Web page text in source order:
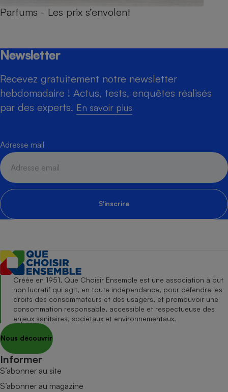
Parfums - Les prix s’envolent
Newsletter
Recevez gratuitement notre newsletter
hebdomadaire ! Actus, tests, enquêtes réalisés
par des experts. En savoir plus
Adresse mail
S'inscrire
Créée en 1951, Que Choisir Ensemble est une association à but
non lucratif qui agit, en toute indépendance, pour défendre les
droits des consommateurs et des usagers, et promouvoir une
consommation responsable, accessible et respectueuse des
enjeux sanitaires, sociétaux et environnementaux.
Nous découvrir
Informer
S’abonner au site
S’abonner au magazine